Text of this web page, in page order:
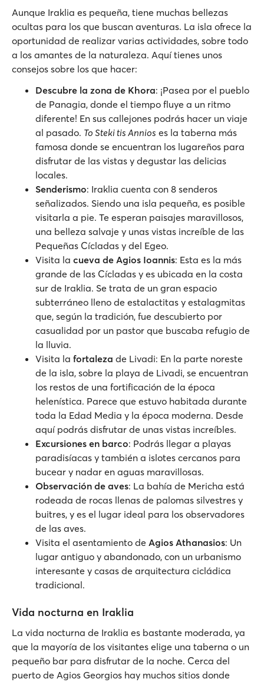
Aunque Iraklia es pequeña, tiene muchas bellezas
ocultas para los que buscan aventuras. La isla ofrece la
oportunidad de realizar varias actividades, sobre todo
a los amantes de la naturaleza. Aquí tienes unos
consejos sobre los que hacer:
Descubre la zona de Khora: ¡Pasea por el pueblo
de Panagia, donde el tiempo fluye a un ritmo
diferente! En sus callejones podrás hacer un viaje
al pasado. To Steki tis Annios es la taberna más
famosa donde se encuentran los lugareños para
disfrutar de las vistas y degustar las delicias
locales.
Senderismo: Iraklia cuenta con 8 senderos
señalizados. Siendo una isla pequeña, es posible
visitarla a pie. Te esperan paisajes maravillosos,
una belleza salvaje y unas vistas increíble de las
Pequeñas Cícladas y del Egeo.
Visita la cueva de Agios Ioannis: Esta es la más
grande de las Cícladas y es ubicada en la costa
sur de Iraklia. Se trata de un gran espacio
subterráneo lleno de estalactitas y estalagmitas
que, según la tradición, fue descubierto por
casualidad por un pastor que buscaba refugio de
la lluvia.
Visita la fortaleza de Livadi: En la parte noreste
de la isla, sobre la playa de Livadi, se encuentran
los restos de una fortificación de la época
helenística. Parece que estuvo habitada durante
toda la Edad Media y la época moderna. Desde
aquí podrás disfrutar de unas vistas increíbles.
Excursiones en barco: Podrás llegar a playas
paradisíacas y también a islotes cercanos para
bucear y nadar en aguas maravillosas.
Observación de aves: La bahía de Mericha está
rodeada de rocas llenas de palomas silvestres y
buitres, y es el lugar ideal para los observadores
de las aves.
Visita el asentamiento de Agios Athanasios: Un
lugar antiguo y abandonado, con un urbanismo
interesante y casas de arquitectura cicládica
tradicional.
Vida nocturna en Iraklia
La vida nocturna de Iraklia es bastante moderada, ya
que la mayoría de los visitantes elige una taberna o un
pequeño bar para disfrutar de la noche. Cerca del
puerto de Agios Georgios hay muchos sitios donde